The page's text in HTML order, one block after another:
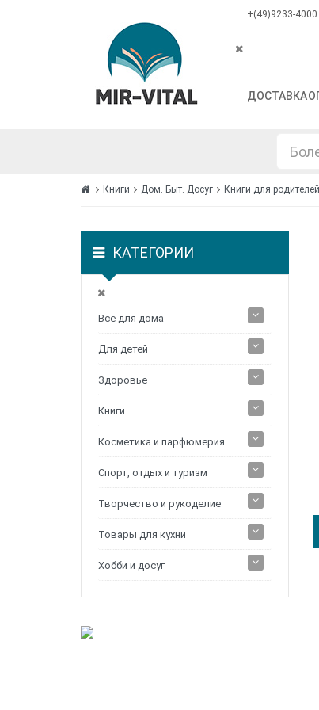
+(49)9233-4000
ДОСТАВКА
Книги Дом. Быт. Досуг Книги для родителей
КАТЕГОРИИ
Все для дома
Для детей
Здоровье
Книги
Косметика и парфюмерия
Спорт, отдых и туризм
Творчество и рукоделие
Товары для кухни
Хобби и досуг